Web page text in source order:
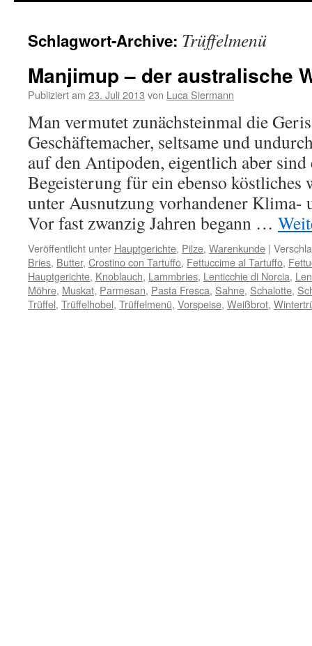
Schlagwort-Archive: Trüffelmenü
Manjimup – der australische
Publiziert am 23. Juli 2013 von Luca Siermann
Man vermutet zunächsteinmal die
Geschäftemacher, seltsame und
auf den Antipoden, eigentlich aber sind
Begeisterung für ein ebenso köstliches
unter Ausnutzung vorhandener Klima-
Vor fast zwanzig Jahren begann …
Veröffentlicht unter Hauptgerichte, Pilze, Warenkunde |
Bries, Butter, Crostino con Tartuffo, Fettuccime al Tartuffo,
Hauptgerichte, Knoblauch, Lammbries, Lenticchie di Norcia,
Möhre, Muskat, Parmesan, Pasta Fresca, Sahne, Schalotte,
Trüffel, Trüffelhobel, Trüffelmenü, Vorspeise, Weißbrot,